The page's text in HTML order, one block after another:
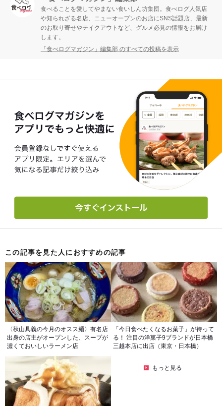
食べることを愛してやまない食いしん坊集団。食べログ人気店
や知られざる名店、ニューオープンのお店にSNS話題店、最新
のお取り寄せやテイクアウトなど、グルメ必見の情報をお届け
します。
「食べログマガジン」編集部 のすべての投稿を表示
この記事を見た人におすすめの記事
〈秋山具義の今月のオスス麺〉有名店
出身の店主がオープンした、スープが
濃くておいしいラーメン店
「今日食べたくなるお菓子」が待って
る！ 注目の洋菓子9ブランドが日本橋
三越本店に出店（東京・日本橋）
もっと見る